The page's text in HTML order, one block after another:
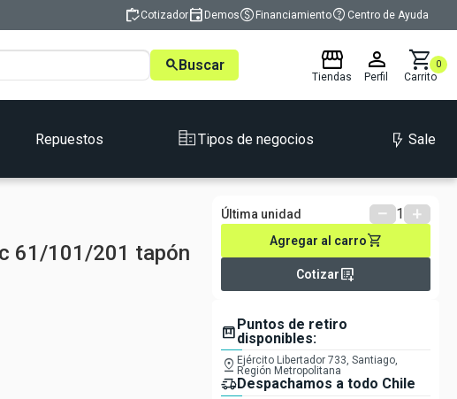
inventoryCotizadorevent Demosmonetization_on Financiamientocontact_support Centro de Ayuda
searchBuscar storefront
Tiendas
person
Perfil
shopping_cart
Carrito
0
Repuestos Tipos de negocios Sale
61/101/201 tapón
Última unidad remove 1 add
Agregar al carroshopping_cart
Cotizarlist_alt_add
boxPuntos de retiro
disponibles:
pin_dropEjército Libertador 733, Santiago,
Región Metropolitana
delivery_truck_speedDespachamos a todo Chile